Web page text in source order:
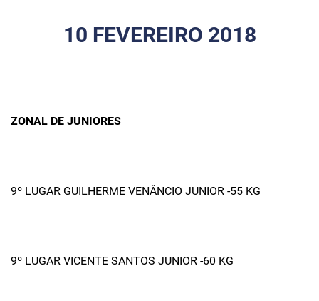
10 FEVEREIRO 2018
ZONAL DE JUNIORES
9º LUGAR GUILHERME VENÂNCIO JUNIOR -55 KG
9º LUGAR VICENTE SANTOS JUNIOR -60 KG